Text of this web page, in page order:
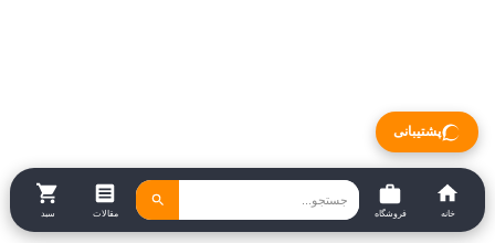
پشتیبانی
خانه فروشگاه مقالات سبد